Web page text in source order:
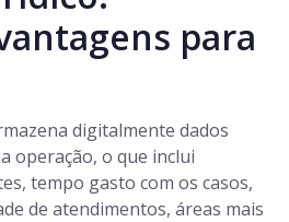
para
digitalmente dados
operação, o que inclui
tempo gasto com os casos,
de atendimentos, áreas mais